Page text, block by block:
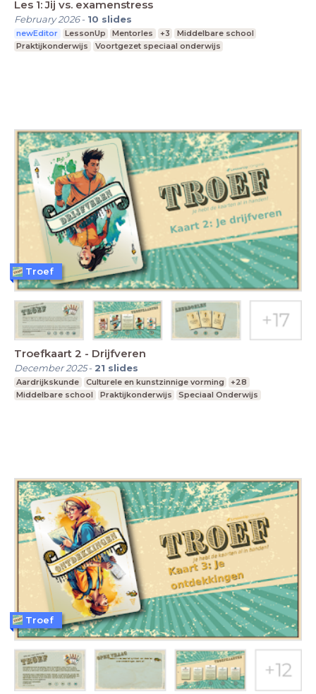
Les 1: Jij vs. examenstress
February 2026- 10 slides
newEditor LessonUp Mentorles +3
Middelbare school
Praktijkonderwijs
Voortgezet speciaal onderwijs
Troefkaart 2 - Drijfveren
December 2025- 21 slides
Aardrijkskunde Culturele en kunstzinnige vorming
+28
Middelbare school
Praktijkonderwijs Speciaal Onderwijs
Troef
Troef